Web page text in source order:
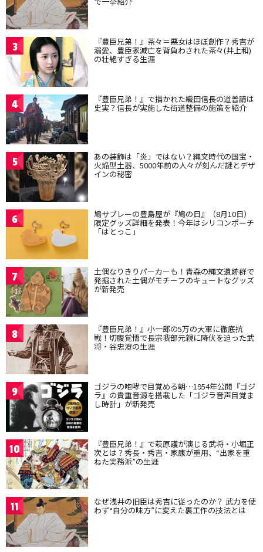
3 『豊臣兄弟！』茶々＝悪女はほぼ創作？秀吉が
溺愛、豊臣家滅亡を背負わされた茶々(井上和)
の壮絶すぎる生涯
4 『豊臣兄弟！』で描かれた織田信長の道普請は
史実？信長が実施した街道整備の施策を紹介
5 あの装飾は「炎」ではない？縄文時代の国宝・
火焔型土器、5000年前の人々が刻んだ謎とデザ
インの秘密
6 鳩サブレーの豊島屋が『鳩の日』（8月10日）
限定グッズ詳細を発表！今年はシリコンポーチ
「はとっこ」
7 土偶なりきりパーカーも！青森の縄文遺跡群で
発掘された土偶がモチーフのキュートなグッズ
が新発売
8 『豊臣兄弟！』小一郎の5万の大軍に徹底抗
戦！切腹覚悟で長宗我部元親に降伏を迫った武
将・谷忠澄の生涯
9 ゴジラの咆哮で目覚める朝…1954年公開『ゴジ
ラ』の貴重音源を搭載した「ゴジラ音声目覚ま
し時計」が新発売
10 『豊臣兄弟！』で萩原護が演じる武将・小堀正
次とは？秀長・秀吉・家康が重用、“出家を重
ねた実務派”の生涯
11 なぜ浅井の旧臣は秀吉に従ったのか？ 武力を使
わず“自分の味方”に変えた裏工作の技法とは